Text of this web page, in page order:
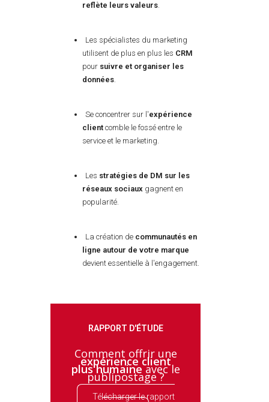
reflète leurs valeurs.
Les spécialistes du marketing
utilisent de plus en plus les CRM
pour suivre et organiser les
données.
Se concentrer sur l'expérience
client comble le fossé entre le
service et le marketing.
Les stratégies de DM sur les
réseaux sociaux gagnent en
popularité.
La création de communautés en
ligne autour de votre marque
devient essentielle à l'engagement.
RAPPORT D'ÉTUDE
Comment offrir une
expérience client
plus humaineavec le
publipostage ?
Télécharger le rapport